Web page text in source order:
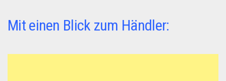
Mit einen Blick zum Händler: